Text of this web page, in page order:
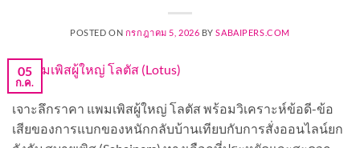
POSTED ON กรกฎาคม 5, 2026 BYSABAIPERS.COM
05
ก.ค.
เจาะลึกราคา แพมเพิสผู้ใหญ่ โลตัส พร้อมวิเคราะห์ข้อดี-ข้อ
เสียของการแบกของหนักกลับบ้านเทียบกับการสั่งออนไลน์ยก